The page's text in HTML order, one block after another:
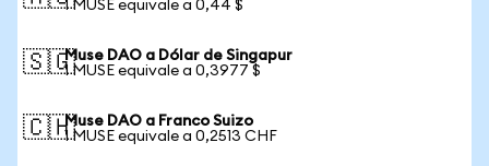
1 MUSE equivale a 0,44 $
🇸🇬Muse DAO a Dólar de Singapur
1 MUSE equivale a 0,3977 $
🇨🇭Muse DAO a Franco Suizo
1 MUSE equivale a 0,2513 CHF